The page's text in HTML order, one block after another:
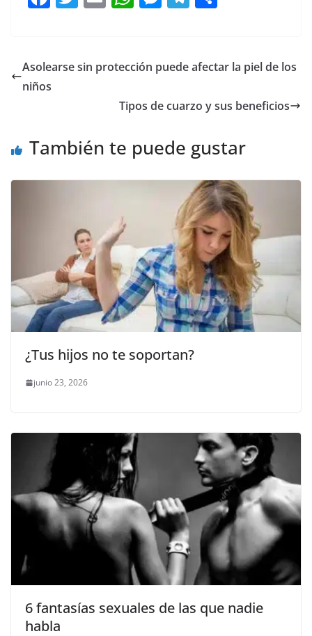
e
b
k
er l s
p
e
g
gr
m
p
tir
Asolearse sin protección puede afectar la piel de los
niños
Tipos de cuarzo y sus beneficios
También te puede gustar
¿Tus hijos no te soportan?
junio 23, 2026
6 fantasías sexuales de las que nadie
habla